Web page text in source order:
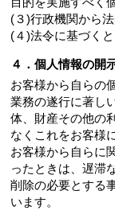
(３)行政機関から
(４)法令に基づくと
４．個人情報の開
お客様から自らの
業務の遂行に著し
体、財産その他の
なくこれをお客様
お客様から自らに
ったときは、遅滞
削除の必要とする
います。